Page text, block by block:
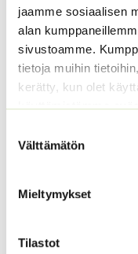
jaamme sosiaalisen
alan
sivustoamme.
tietoja muihin
kerätty, kun olet
käyttämistämme
valinta
Välttämätön
Mieltymykset
Tilastot
Öljypellava Lirina,
kokoja saatavilla
Öljypellava,
Lirina.